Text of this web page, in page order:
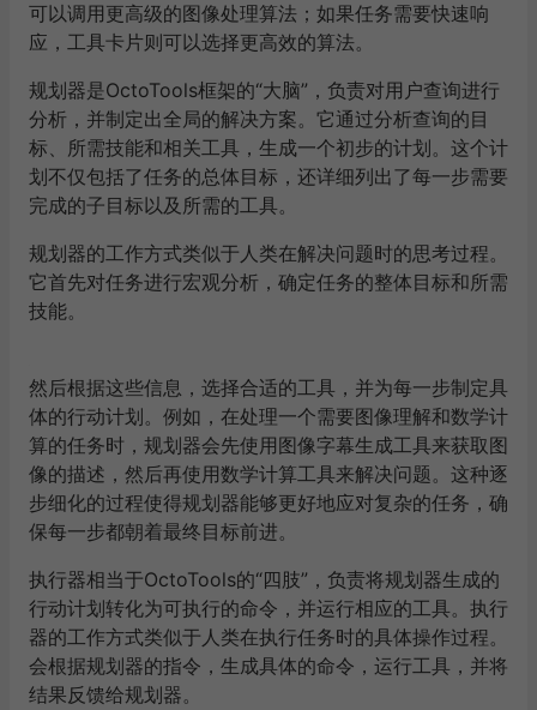
可以调用更高级的图像处理算法；如果任务需要快速响
应，工具卡片则可以选择更高效的算法。
规划器是OctoTools框架的“大脑”，负责对用户查询进行
分析，并制定出全局的解决方案。它通过分析查询的目
标、所需技能和相关工具，生成一个初步的计划。这个计
划不仅包括了任务的总体目标，还详细列出了每一步需要
完成的子目标以及所需的工具。
规划器的工作方式类似于人类在解决问题时的思考过程。
它首先对任务进行宏观分析，确定任务的整体目标和所需
技能。
然后根据这些信息，选择合适的工具，并为每一步制定具
体的行动计划。例如，在处理一个需要图像理解和数学计
算的任务时，规划器会先使用图像字幕生成工具来获取图
像的描述，然后再使用数学计算工具来解决问题。这种逐
步细化的过程使得规划器能够更好地应对复杂的任务，确
保每一步都朝着最终目标前进。
执行器相当于OctoTools的“四肢”，负责将规划器生成的
行动计划转化为可执行的命令，并运行相应的工具。执行
器的工作方式类似于人类在执行任务时的具体操作过程。
会根据规划器的指令，生成具体的命令，运行工具，并将
结果反馈给规划器。